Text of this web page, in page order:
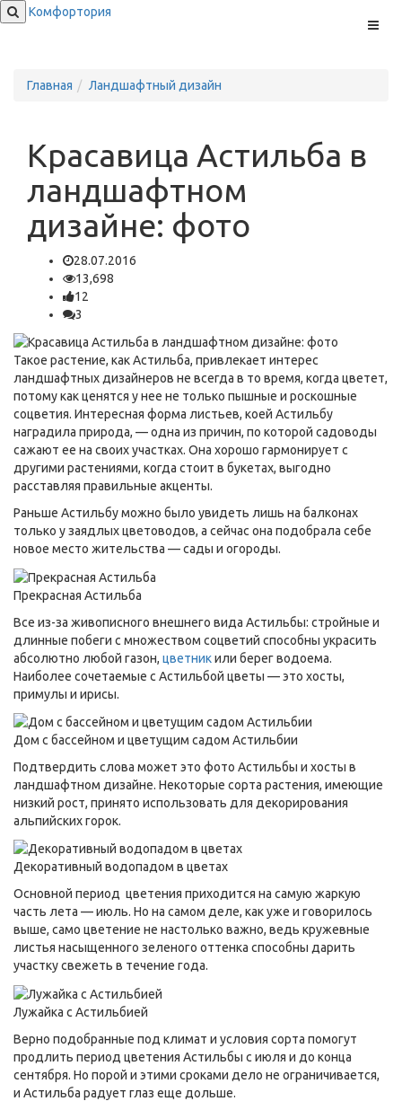
Меню
Комфортория
Главная Ландшафтный дизайн
Красавица Астильба в
ландшафтном
дизайне: фото
28.07.2016
13,698
12
3
Такое растение, как Астильба, привлекает интерес
ландшафтных дизайнеров не всегда в то время, когда цветет,
потому как ценятся у нее не только пышные и роскошные
соцветия. Интересная форма листьев, коей Астильбу
наградила природа, — одна из причин, по которой садоводы
сажают ее на своих участках. Она хорошо гармонирует с
другими растениями, когда стоит в букетах, выгодно
расставляя правильные акценты.
Раньше Астильбу можно было увидеть лишь на балконах
только у заядлых цветоводов, а сейчас она подобрала себе
новое место жительства — сады и огороды.
Прекрасная Астильба
Все из-за живописного внешнего вида Астильбы: стройные и
длинные побеги с множеством соцветий способны украсить
абсолютно любой газон, цветникили берег водоема.
Наиболее сочетаемые с Астильбой цветы — это хосты,
примулы и ирисы.
Дом с бассейном и цветущим садом Астильбии
Подтвердить слова может это фото Астильбы и хосты в
ландшафтном дизайне. Некоторые сорта растения, имеющие
низкий рост, принято использовать для декорирования
альпийских горок.
Декоративный водопадом в цветах
Основной период цветения приходится на самую жаркую
часть лета — июль. Но на самом деле, как уже и говорилось
выше, само цветение не настолько важно, ведь кружевные
листья насыщенного зеленого оттенка способны дарить
участку свежеть в течение года.
Лужайка с Астильбией
Верно подобранные под климат и условия сорта помогут
продлить период цветения Астильбы с июля и до конца
сентября. Но порой и этими сроками дело не ограничивается,
и Астильба радует глаз еще дольше.